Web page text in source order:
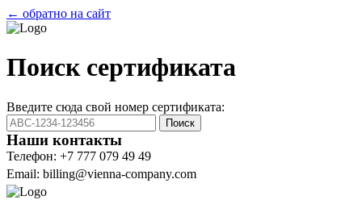
← обратно на сайт
Поиск сертификата
Введите сюда свой номер сертификата:
Поиск
Наши контакты
Телефон: +7 777 079 49 49
Email: billing@vienna-company.com